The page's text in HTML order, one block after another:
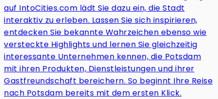
auf IntoCities.com lädt Sie dazu ein, die Stadt
interaktiv zu erleben. Lassen Sie sich inspirieren,
entdecken Sie bekannte Wahrzeichen ebenso wie
versteckte Highlights und lernen Sie gleichzeitig
interessante Unternehmen kennen, die Potsdam
mit ihren Produkten, Dienstleistungen und ihrer
Gastfreundschaft bereichern. So beginnt Ihre Reise
nach Potsdam bereits mit dem ersten Klick.